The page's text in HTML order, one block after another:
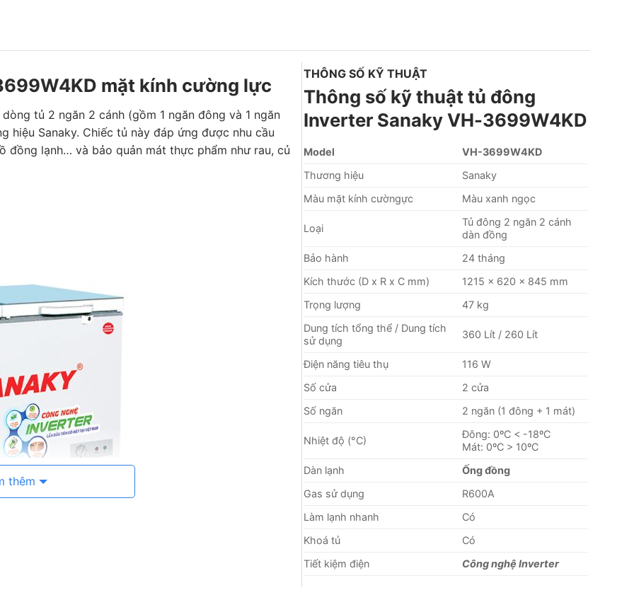
mặt kính cường lực
tủ 2 ngăn 2 cánh (gồm 1 ngăn đông và 1 ngăn
Sanaky. Chiếc tủ này đáp ứng được nhu cầu
lạnh… và bảo quản mát thực phẩm như rau, củ
thêm
THÔNG SỐ KỸ THUẬT
Thông số kỹ thuật tủ đông
Inverter Sanaky VH-3699W4KD
Model
VH-3699W4KD
Thương hiệu
Sanaky
Màu mặt kính cườngực
Màu xanh ngọc
Loại
Tủ đông 2 ngăn 2 cánh
dàn đồng
Bảo hành
24 tháng
Kích thước (D x R x C mm)
1215 × 620 × 845 mm
Trọng lượng
47 kg
Dung tích tổng thể / Dung tích
sử dụng
360 Lít / 260 Lít
Điện năng tiêu thụ
116 W
Số cửa
2 cửa
Số ngăn
2 ngăn (1 đông + 1 mát)
Nhiệt độ (°C)
Đông: 0ºC < -18ºC
Mát: 0ºC > 10ºC
Dàn lạnh
Ống đồng
Gas sử dụng
R600A
Làm lạnh nhanh
Có
Khoá tủ
Có
Tiết kiệm điện
Công nghệ Inverter